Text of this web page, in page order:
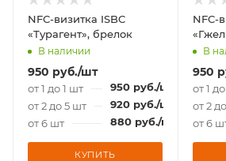
NFC-визитка ISBC
«Турагент», брелок
В наличии
950 руб./шт
от 1 до 1 шт 950 руб./шт
от 2 до 5 шт
920 руб./шт
от 6 шт
880 руб./шт
КУПИТЬ
NFC-
В
950
от 1
от 2
от 6